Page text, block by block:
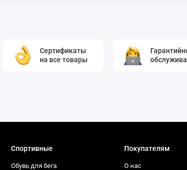
Сертификаты
на все товары
Спортивные
Обувь для бега
Покупателям
О нас